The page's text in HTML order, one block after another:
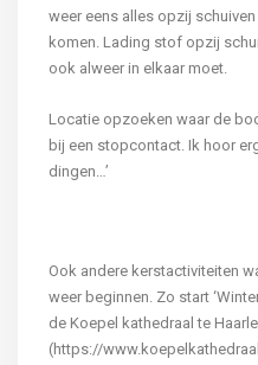
weer eens alles opzij
komen. Lading stof opzij
ook alweer in elkaar moet.
Locatie opzoeken waar de
bij een stopcontact. Ik hoor
dingen…’
Ook andere kerstactiviteiten
weer beginnen. Zo start
de Koepel kathedraal te
(https://